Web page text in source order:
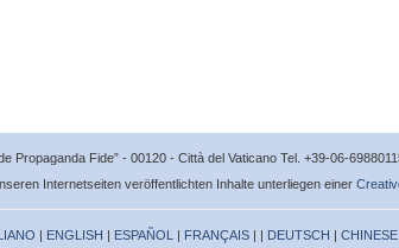
Propaganda Fide” - 00120 - Città del Vaticano Tel. +39-06-
Internetseiten veröffentlichten Inhalte unterliegen einer
| ENGLISH | ESPAÑOL | FRANÇAIS | | DEUTSCH | CHINESE